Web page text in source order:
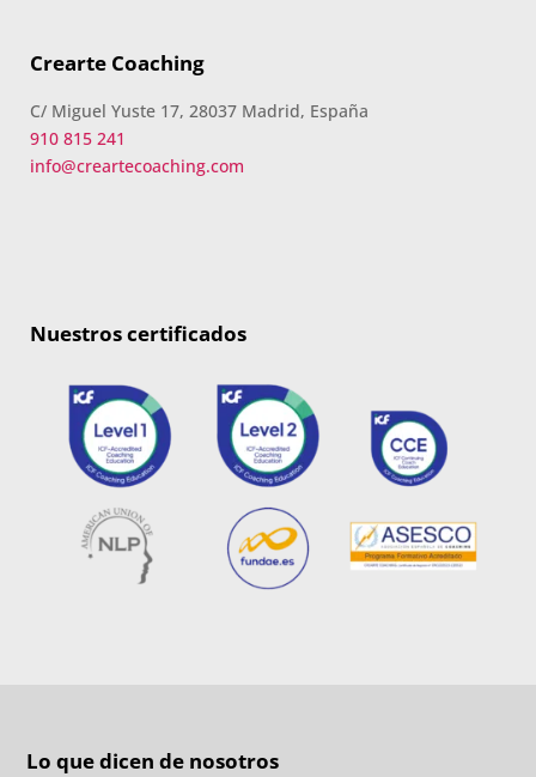
Crearte Coaching
C/ Miguel Yuste 17, 28037 Madrid, España
910 815 241
info@creartecoaching.com
Nuestros certificados
Lo que dicen de nosotros